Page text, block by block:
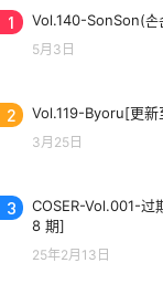
1 Vol.140-SonSon(
5月3日
2 Vol.119-Byoru[更
3月25日
3
COSER-Vol.001-过
8 期]
25年2月13日